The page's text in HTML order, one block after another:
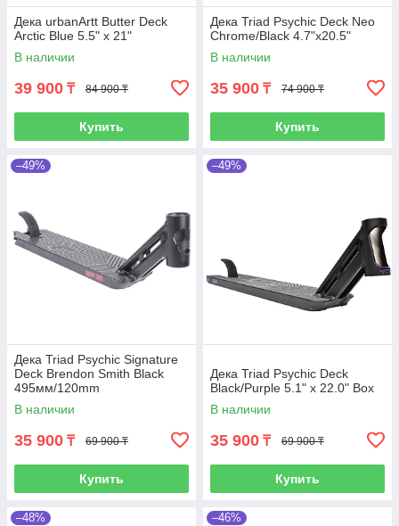
Дека urbanArtt Butter Deck
Arctic Blue 5.5" x 21"
В наличии
39 900 ₸ 84 900 ₸
Купить
Дека Triad Psychic Deck Neo
Chrome/Black 4.7"x20.5"
В наличии
35 900 ₸ 74 900 ₸
Купить
–49%
Дека Triad Psychic Signature
Deck Brendon Smith Black
495мм/120mm
В наличии
35 900 ₸ 69 900 ₸
Купить
–49%
Дека Triad Psychic Deck
Black/Purple 5.1" x 22.0" Box
В наличии
35 900 ₸ 69 900 ₸
Купить
–48% –46%